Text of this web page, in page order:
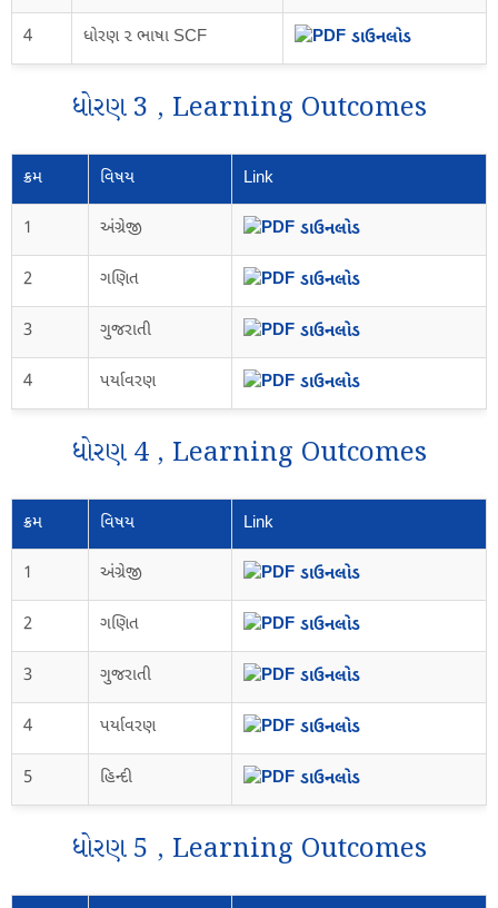
4 ધોરણ ૨ ભાષા SCF ડાઉનલોડ
ધોરણ 3 , Learning Outcomes
ક્રમ વિષય Link
1 અંગ્રેજી ડાઉનલોડ
2 ગણિત ડાઉનલોડ
3 ગુજરાતી ડાઉનલોડ
4 પર્યાવરણ ડાઉનલોડ
ધોરણ 4 , Learning Outcomes
ક્રમ વિષય Link
1 અંગ્રેજી ડાઉનલોડ
2 ગણિત ડાઉનલોડ
3 ગુજરાતી ડાઉનલોડ
4 પર્યાવરણ ડાઉનલોડ
5 હિન્દી ડાઉનલોડ
ધોરણ 5 , Learning Outcomes